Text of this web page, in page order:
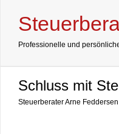
Professionelle und
Schluss mit
Steuerberater Arne